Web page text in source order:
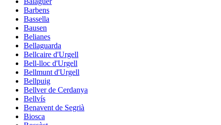
Barbens
Bassella
Bausen
Belianes
Bellaguarda
Bellcaire d'Urgell
Bell-lloc d'Urgell
Bellmunt d'Urgell
Bellpuig
Bellver de Cerdanya
Bellvís
Benavent de Segrià
Biosca